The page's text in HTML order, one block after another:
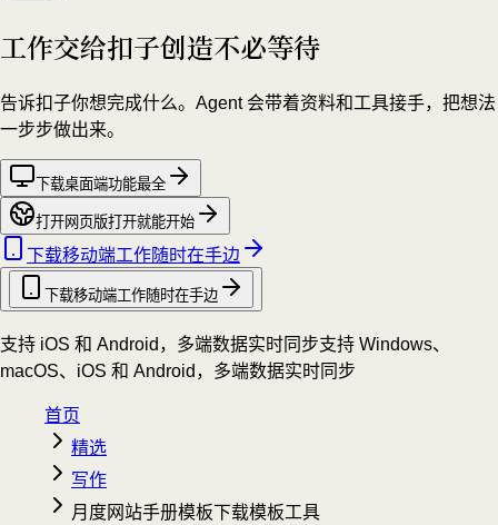
工作交给扣子创造不必等待
告诉扣子你想完成什么。Agent 会带着资料和工具接手，把想法
一步步做出来。
下载桌面端功能最全
打开网页版打开就能开始
下载移动端工作随时在手边
下载移动端工作随时在手边
支持 iOS 和 Android，多端数据实时同步支持 Windows、
macOS、iOS 和 Android，多端数据实时同步
首页
精选
写作
月度网站手册模板下载模板工具